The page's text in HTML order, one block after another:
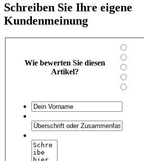
Schreiben Sie Ihre eigene
Kundenmeinung
Wie bewerten Sie diesen
Artikel?